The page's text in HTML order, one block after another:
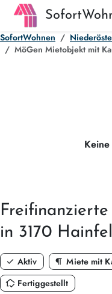
SofortWohnen
MöGen Mietobjekt mit
Freifinanzierte
in 3170
check Aktiv format_paragraph Miete mit
in_home_mode Fertiggestellt